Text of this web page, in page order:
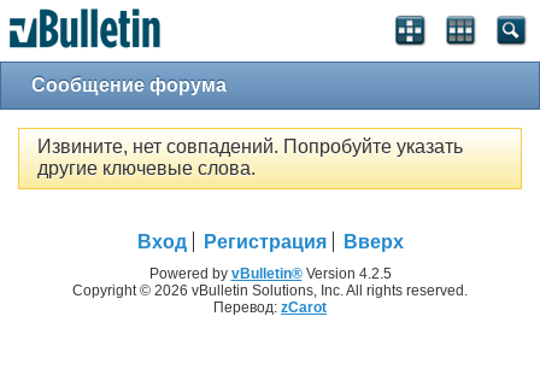
Сообщение форума
Извините, нет совпадений. Попробуйте указать
другие ключевые слова.
Вход Регистрация Вверх
Powered by vBulletin®Version 4.2.5
Copyright © 2026 vBulletin Solutions, Inc. All rights reserved.
Перевод: zCarot